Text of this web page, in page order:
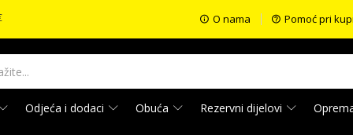
O nama Pomoć pri
Odjeća i dodaci Obuća Rezervni dijelovi